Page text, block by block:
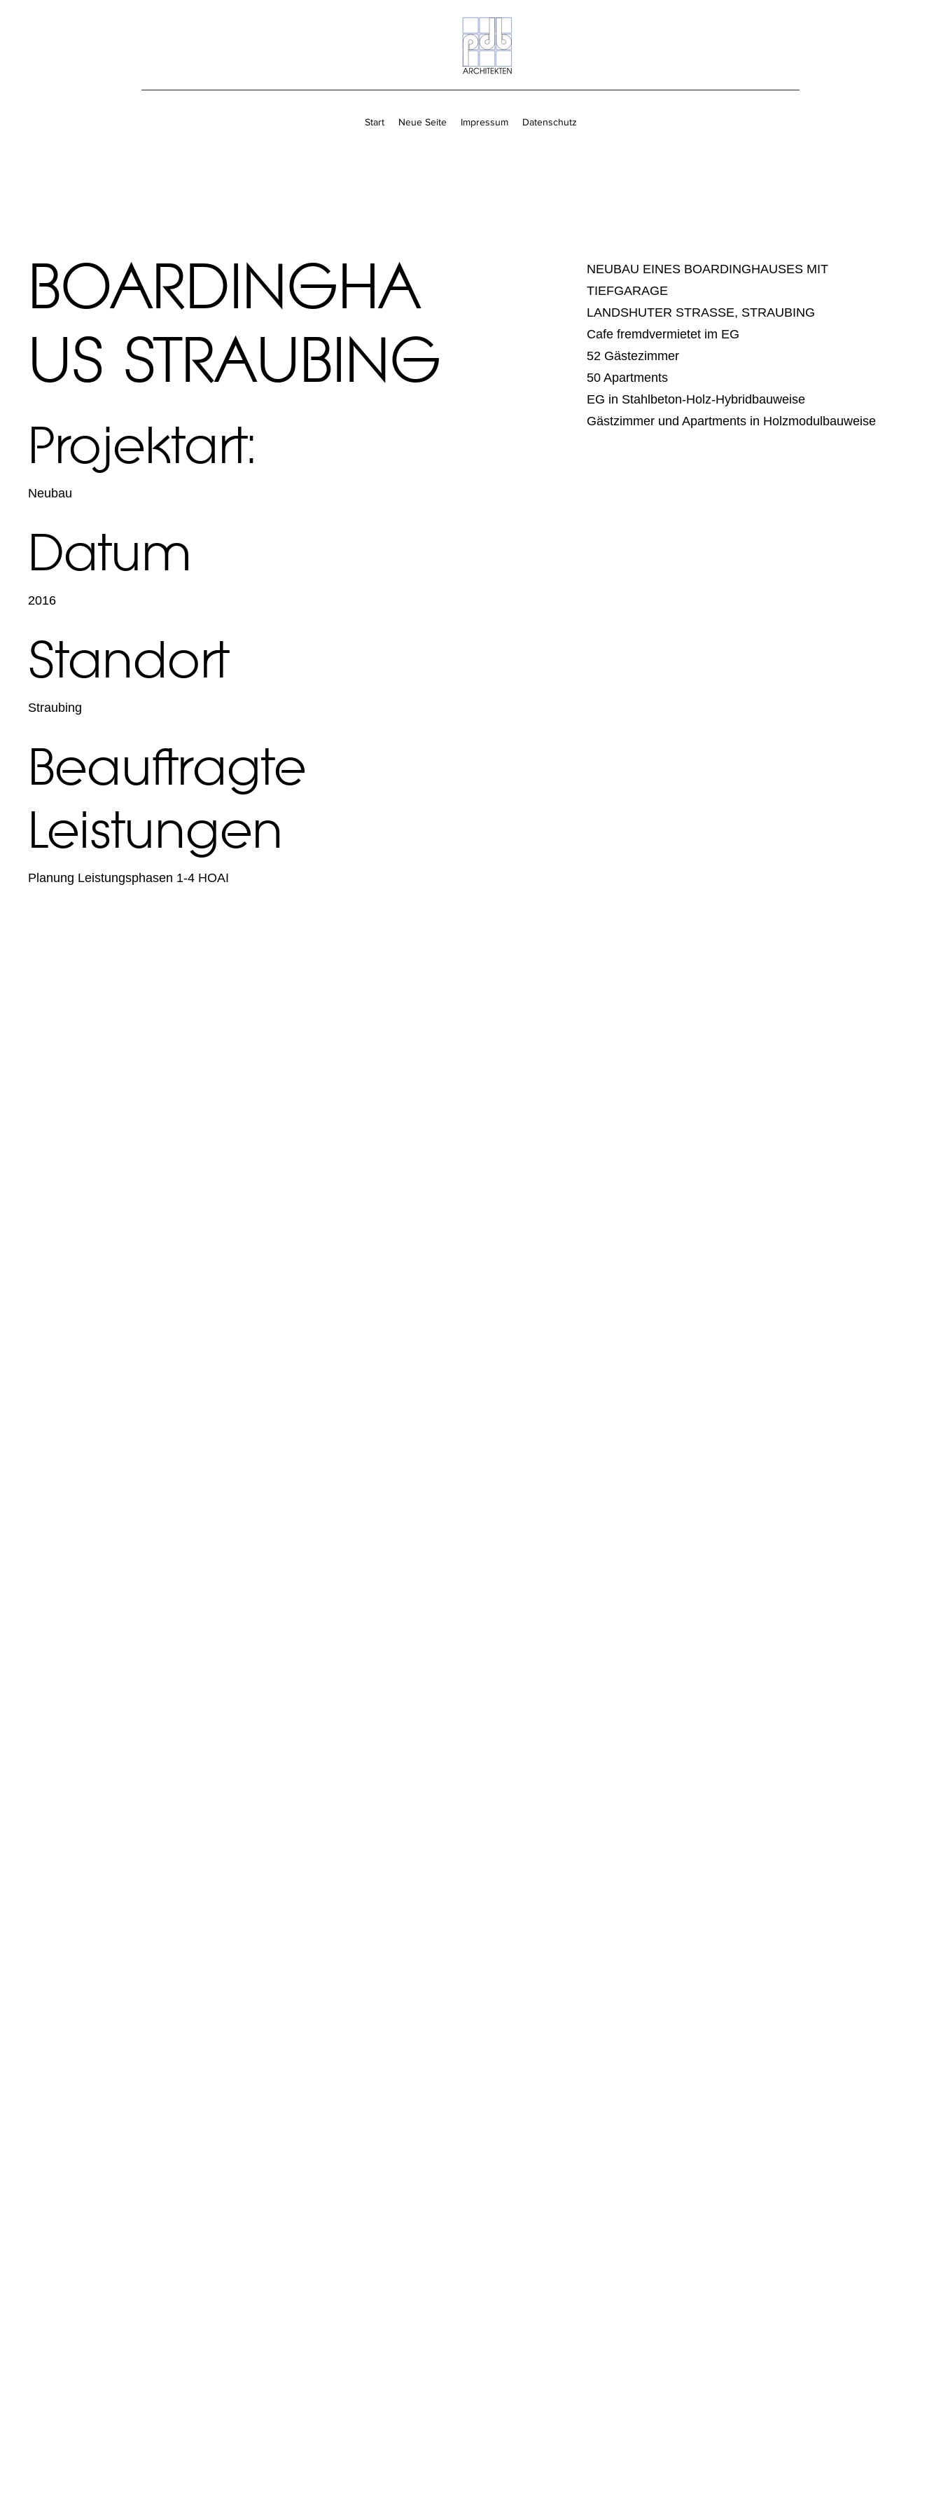
Start Neue Seite Impressum Datenschutz
BOARDINGHA
US STRAUBING
Projektart:
Neubau
Datum
2016
Standort
Straubing
Beauftragte
Leistungen
Planung Leistungsphasen 1-4 HOAI
NEUBAU EINES BOARDINGHAUSES MIT
TIEFGARAGE
LANDSHUTER STRASSE, STRAUBING
Cafe fremdvermietet im EG
52 Gästezimmer
50 Apartments
EG in Stahlbeton-Holz-Hybridbauweise
Gästzimmer und Apartments in Holzmodulbauweise